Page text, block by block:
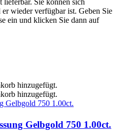
wieder verfügbar ist. Geben Sie
ein und klicken Sie dann auf
hinzugefügt.
hinzugefügt.
Gelbgold 750 1.00ct.